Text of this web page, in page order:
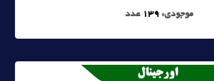
موجودی: 139 عدد